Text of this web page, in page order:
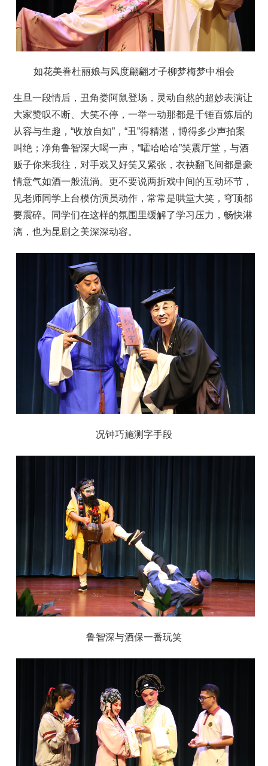
如花美眷杜丽娘与风度翩翩才子柳梦梅梦中相会
生旦一段情后，丑角娄阿鼠登场，灵动自然的超妙表演让
大家赞叹不断、大笑不停，一举一动那都是千锤百炼后的
从容与生趣，“收放自如”，“丑”得精湛，博得多少声拍案
叫绝；净角鲁智深大喝一声，“嚯哈哈哈”笑震厅堂，与酒
贩子你来我往，对手戏又好笑又紧张，衣袂翻飞间都是豪
情意气如酒一般流淌。更不要说两折戏中间的互动环节，
见老师同学上台模仿演员动作，常常是哄堂大笑，穹顶都
要震碎。同学们在这样的氛围里缓解了学习压力，畅快淋
漓，也为昆剧之美深深动容。
况钟巧施测字手段
鲁智深与酒保一番玩笑